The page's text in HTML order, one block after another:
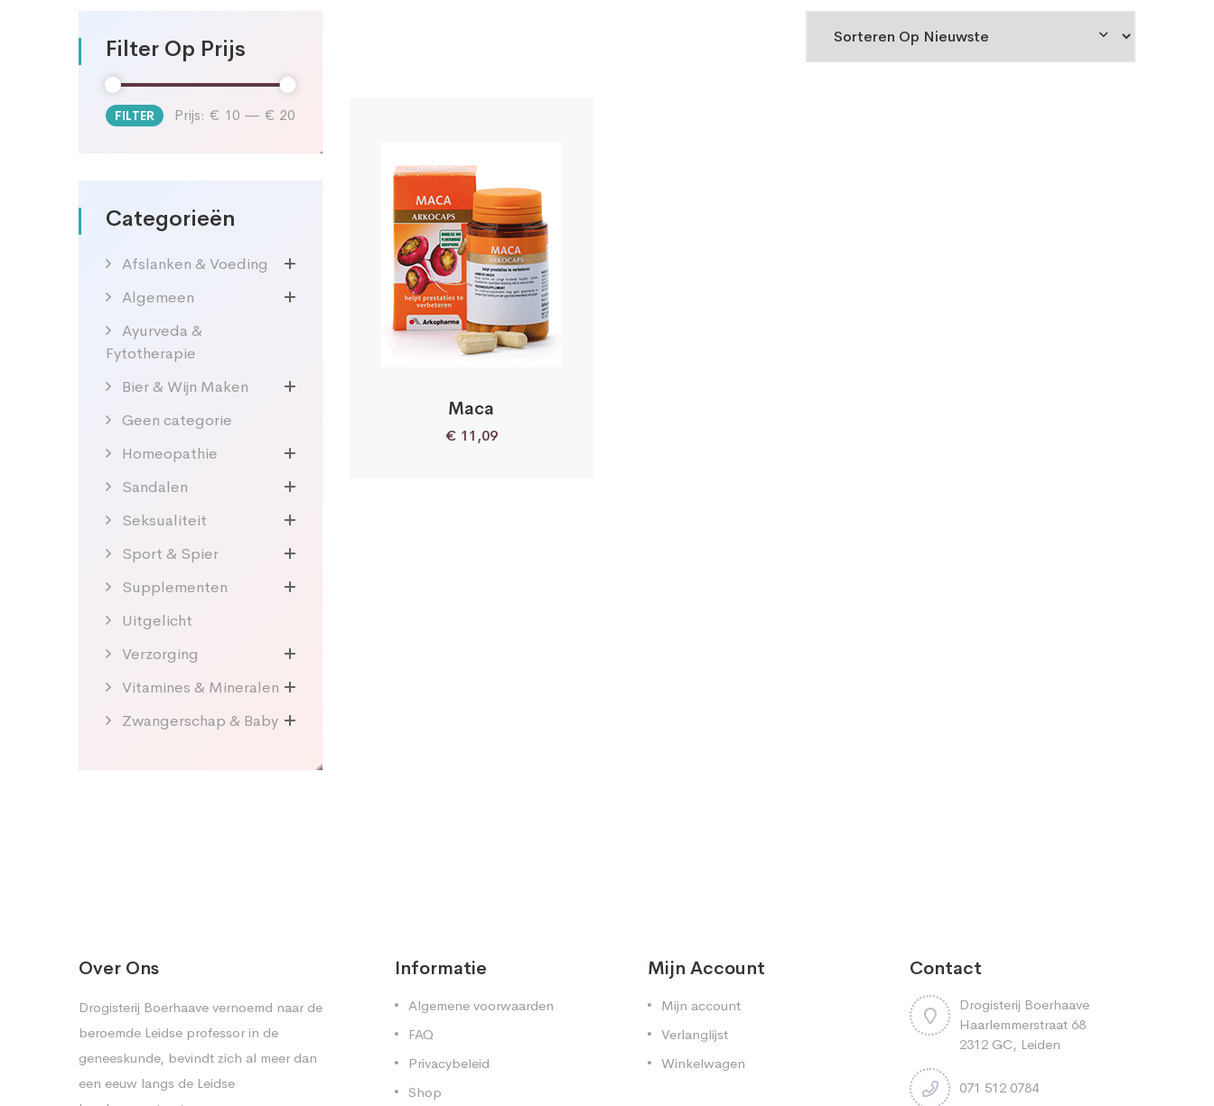
Filter Op Prijs
Min.
Max.
FILTER Prijs: € 10 — € 20
Categorieën
Afslanken & Voeding
Algemeen
Ayurveda &
Fytotherapie
Bier & Wijn Maken
Geen categorie
Homeopathie
Sandalen
Seksualiteit
Sport & Spier
Supplementen
Uitgelicht
Verzorging
Vitamines & Mineralen
Zwangerschap & Baby
Maca
€ 11,09
Over Ons
Drogisterij Boerhaave vernoemd naar de
beroemde Leidse professor in de
geneeskunde, bevindt zich al meer dan
een eeuw langs de Leidse
Informatie
Algemene voorwaarden
FAQ
Privacybeleid
Shop
Mijn Account
Mijn account
Verlanglijst
Winkelwagen
Contact
Drogisterij Boerhaave
Haarlemmerstraat 68
2312 GC, Leiden
071 512 0784